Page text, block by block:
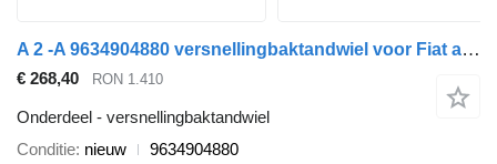
A 2 -A 9634904880 versnellingbaktandwiel voor Fiat auto
€ 268,40 RON 1.410
Onderdeel - versnellingbaktandwiel
Conditie nieuw 9634904880